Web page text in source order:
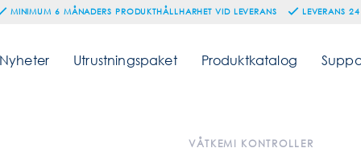
MINIMUM 6 MÅNADERS PRODUKTHÅLLHARHET VID LEVERANS LEVERANS
Nyheter Utrustningspaket Produktkatalog
VÅTKEMI KONTROLLER